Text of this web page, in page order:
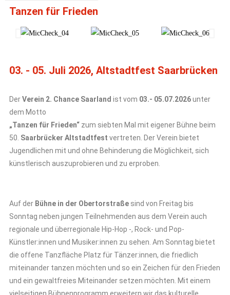
Tanzen für Frieden
03. - 05. Juli 2026, Altstadtfest Saarbrücken
DerVerein 2. Chance Saarland ist vom 03.- 05.07.2026unter
dem Motto
„Tanzen für Frieden“ zum siebten Mal mit eigener Bühne beim
50. Saarbrücker Altstadtfest vertreten. Der Verein bietet
Jugendlichen mit und ohne Behinderung die Möglichkeit, sich
künstlerisch auszuprobieren und zu erproben.
Auf der Bühne in der Obertorstraße sind von Freitag bis
Sonntag neben jungen Teilnehmenden aus dem Verein auch
regionale und überregionale Hip-Hop -, Rock- und Pop-
Künstler:innen und Musiker:innen zu sehen. Am Sonntag bietet
die offene Tanzfläche Platz für Tänzer:innen, die friedlich
miteinander tanzen möchten und so ein Zeichen für den Frieden
und ein gewaltfreies Miteinander setzen möchten. Mit einem